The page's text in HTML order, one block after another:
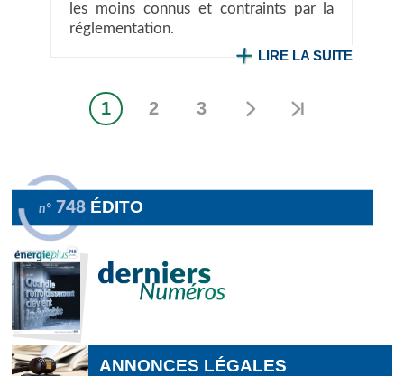
les moins connus et contraints par la
réglementation.
LIRE LA SUITE
Page
1 Page
2 Page
3
n° 748 ÉDITO
ANNONCES LÉGALES